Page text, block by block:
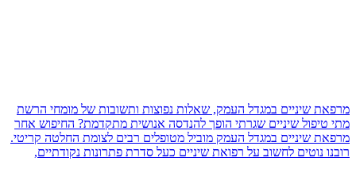
מרפאת שיניים במגדל העמק, שאלות נפוצות ותשובות של מומחי הרשת
מתי טיפול שיניים שגרתי הופך להנדסה אנושית מתקדמת? החיפוש אחר
מרפאת שיניים במגדל העמק מוביל מטופלים רבים לצומת החלטה קריטי.
רובנו נוטים לחשוב על רפואת שיניים כעל סדרת פתרונות נקודתיים,